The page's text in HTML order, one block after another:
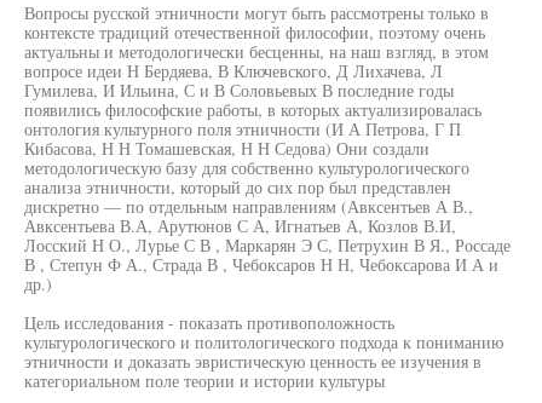
Вопросы русской этничности могут быть рассмотрены только в
контексте традиций отечественной философии, поэтому очень
актуальны и методологически бесценны, на наш взгляд, в этом
вопросе идеи Н Бердяева, В Ключевского, Д Лихачева, Л
Гумилева, И Ильина, С и В Соловьевых В последние годы
появились философские работы, в которых актуализировалась
онтология культурного поля этничности (И А Петрова, Г П
Кибасова, Н Н Томашевская, Н Н Седова) Они создали
методологическую базу для собственно культурологического
анализа этничности, который до сих пор был представлен
дискретно — по отдельным направлениям (Авксентьев А В.,
Авксентьева В.А, Арутюнов С А, Игнатьев А, Козлов В.И,
Лосский Н О., Лурье С В , Маркарян Э С, Петрухин В Я., Россаде
В , Степун Ф А., Страда В , Чебоксаров Н Н, Чебоксарова И А и
др.)
Цель исследования - показать противоположность
культурологического и политологического подхода к пониманию
этничности и доказать эвристическую ценность ее изучения в
категориальном поле теории и истории культуры